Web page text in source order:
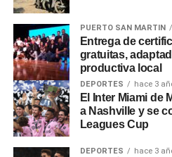
0
PUERTO SAN MARTIN
Entrega de
gratuitas,
productiva local
DEPORTES hace 3
El Inter Miami de
a Nashville y se
Leagues Cup
DEPORTES hace 3